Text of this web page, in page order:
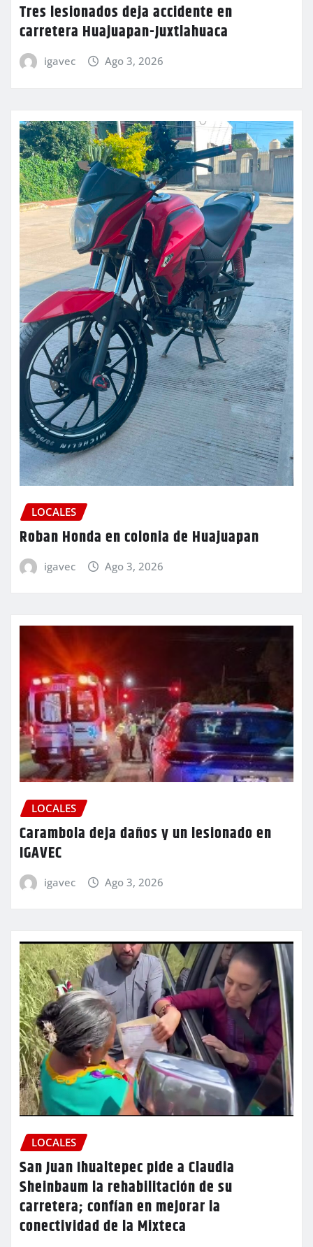
Tres lesionados deja accidente en
carretera Huajuapan-Juxtlahuaca
igavec Ago 3, 2026
LOCALES
Roban Honda en colonia de Huajuapan
igavec Ago 3, 2026
LOCALES
Carambola deja daños y un lesionado en
IGAVEC
igavec Ago 3, 2026
LOCALES
San Juan Ihualtepec pide a Claudia
Sheinbaum la rehabilitación de su
carretera; confían en mejorar la
conectividad de la Mixteca